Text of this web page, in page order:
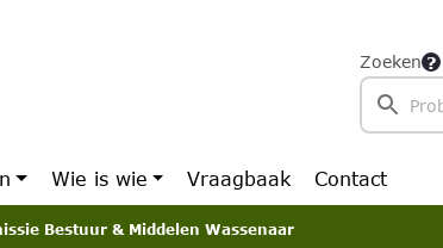
Zoeken
Wie is wie Vraagbaak Contact
Bestuur & Middelen Wassenaar